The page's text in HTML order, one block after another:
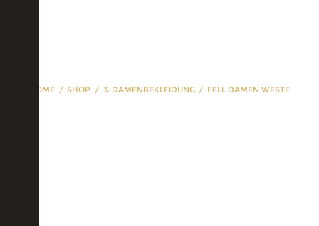
HOME SHOP 3. DAMENBEKLEIDUNG FELL DAMEN WESTE